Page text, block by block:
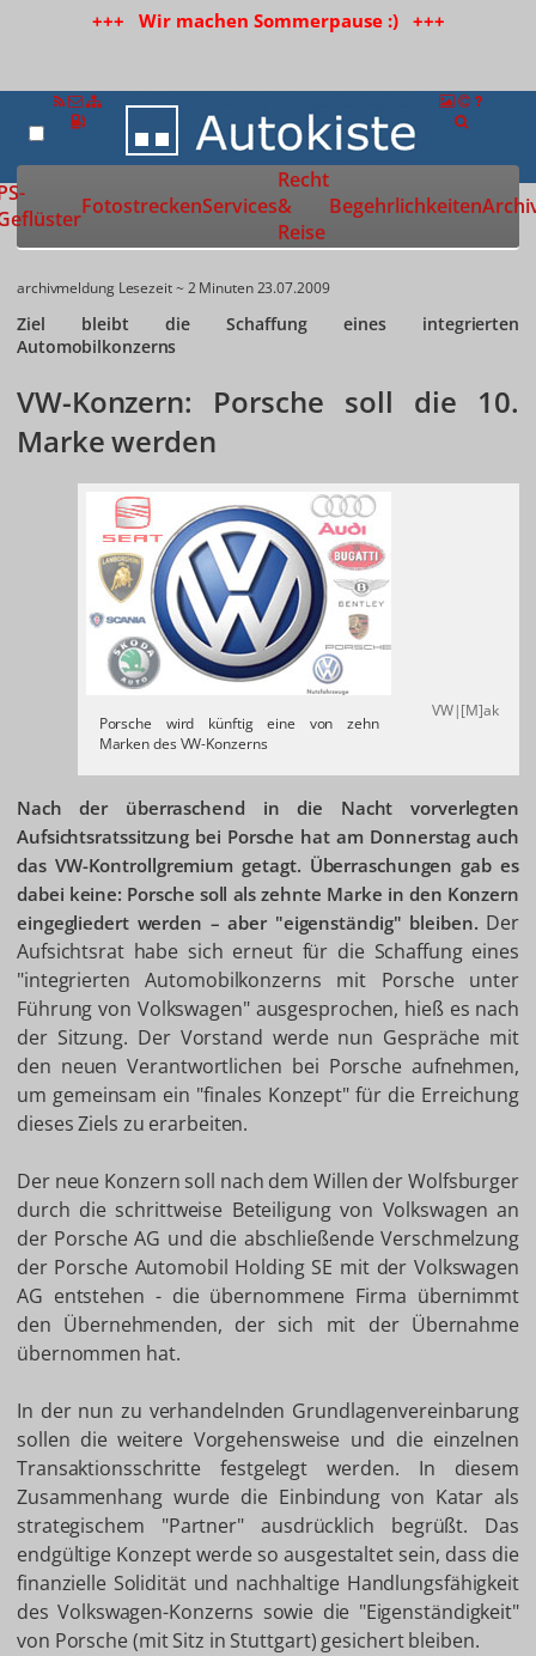
+++ Wir machen Sommerpause :) +++
Zur Startseite
FotostreckenServices
Recht
&
Reise
Begehrlichkeiten
archivmeldung Lesezeit ~ 2 Minuten23.07.2009
Ziel bleibt die Schaffung eines integrierten
Automobilkonzerns
VW-Konzern: Porsche soll die 10.
Marke werden
VW|[M]ak
Porsche wird künftig eine von zehn
Marken des VW-Konzerns
Nach der überraschend in die Nacht vorverlegten
Aufsichtsratssitzung bei Porsche hat am Donnerstag auch
das VW-Kontrollgremium getagt. Überraschungen gab es
dabei keine: Porsche soll als zehnte Marke in den Konzern
eingegliedert werden – aber "eigenständig" bleiben. Der
Aufsichtsrat habe sich erneut für die Schaffung eines
"integrierten Automobilkonzerns mit Porsche unter
Führung von Volkswagen" ausgesprochen, hieß es nach
der Sitzung. Der Vorstand werde nun Gespräche mit
den neuen Verantwortlichen bei Porsche aufnehmen,
um gemeinsam ein "finales Konzept" für die Erreichung
dieses Ziels zu erarbeiten.
Der neue Konzern soll nach dem Willen der Wolfsburger
durch die schrittweise Beteiligung von Volkswagen an
der Porsche AG und die abschließende Verschmelzung
der Porsche Automobil Holding SE mit der Volkswagen
AG entstehen - die übernommene Firma übernimmt
den Übernehmenden, der sich mit der Übernahme
übernommen hat.
In der nun zu verhandelnden Grundlagenvereinbarung
sollen die weitere Vorgehensweise und die einzelnen
Transaktionsschritte festgelegt werden. In diesem
Zusammenhang wurde die Einbindung von Katar als
strategischem "Partner" ausdrücklich begrüßt. Das
endgültige Konzept werde so ausgestaltet sein, dass die
finanzielle Solidität und nachhaltige Handlungsfähigkeit
des Volkswagen-Konzerns sowie die "Eigenständigkeit"
von Porsche (mit Sitz in Stuttgart) gesichert bleiben.